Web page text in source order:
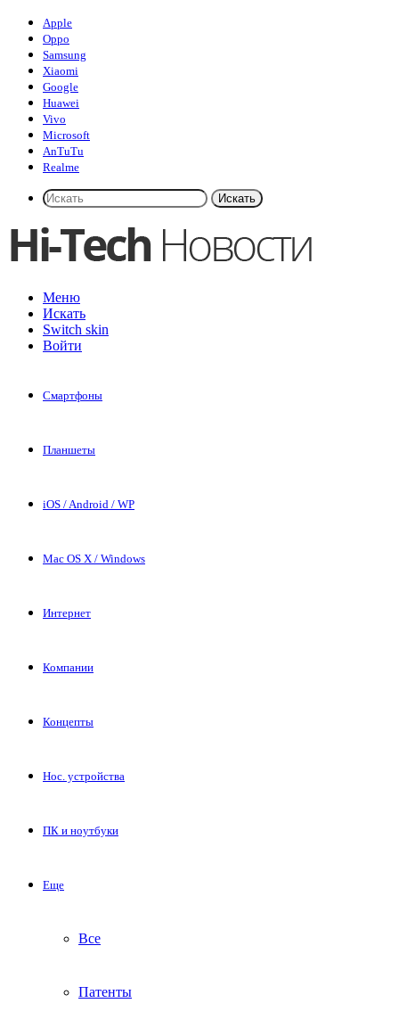
Apple
Oppo
Samsung
Xiaomi
Google
Huawei
Vivo
Microsoft
AnTuTu
Realme
Искать
Меню
Искать
Switch skin
Войти
Смартфоны
Планшеты
iOS / Android / WP
Mac OS X / Windows
Интернет
Компании
Концепты
Нос. устройства
ПК и ноутбуки
Еще
Все
Патенты